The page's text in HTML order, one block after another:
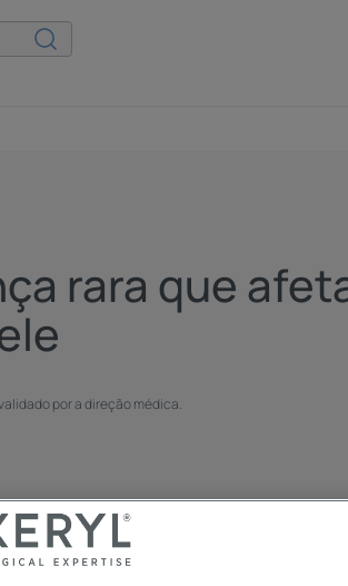
rara que
pora direção médica.